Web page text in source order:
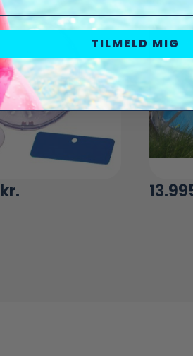
kr.
TILMELD MIG